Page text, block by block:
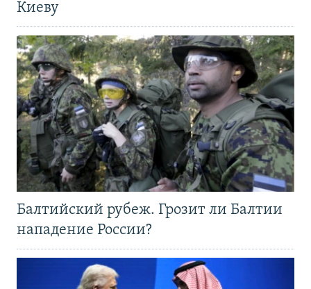
Киеву
Балтийский рубеж. Грозит ли Балтии
нападение России?